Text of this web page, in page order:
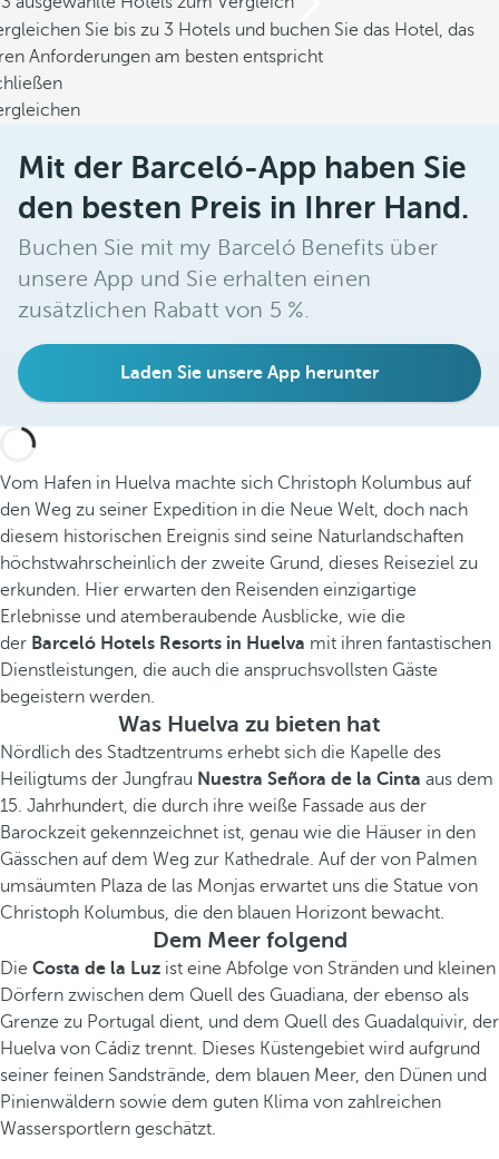
Sie bis zu 3 Hotels und buchen Sie das Hotel, das
Anforderungen am besten entspricht
Mit der Barceló-App haben Sie
den besten Preis in Ihrer Hand.
Buchen Sie mit my Barceló Benefits über
unsere App und Sie erhalten einen
zusätzlichen Rabatt von 5 %.
Laden Sie unsere App herunter
Vom Hafen in Huelva machte sich Christoph Kolumbus auf
den Weg zu seiner Expedition in die Neue Welt, doch nach
diesem historischen Ereignis sind seine Naturlandschaften
höchstwahrscheinlich der zweite Grund, dieses Reiseziel zu
erkunden. Hier erwarten den Reisenden einzigartige
Erlebnisse und atemberaubende Ausblicke, wie die
der Barceló Hotels Resorts in Huelva mit ihren fantastischen
Dienstleistungen, die auch die anspruchsvollsten Gäste
begeistern werden.
Was Huelva zu bieten hat
Nördlich des Stadtzentrums erhebt sich die Kapelle des
Heiligtums der Jungfrau Nuestra Señora de la Cinta aus dem
15. Jahrhundert, die durch ihre weiße Fassade aus der
Barockzeit gekennzeichnet ist, genau wie die Häuser in den
Gässchen auf dem Weg zur Kathedrale. Auf der von Palmen
umsäumten Plaza de las Monjas erwartet uns die Statue von
Christoph Kolumbus, die den blauen Horizont bewacht.
Dem Meer folgend
Die Costa de la Luz ist eine Abfolge von Stränden und kleinen
Dörfern zwischen dem Quell des Guadiana, der ebenso als
Grenze zu Portugal dient, und dem Quell des Guadalquivir, der
Huelva von Cádiz trennt. Dieses Küstengebiet wird aufgrund
seiner feinen Sandstrände, dem blauen Meer, den Dünen und
Pinienwäldern sowie dem guten Klima von zahlreichen
Wassersportlern geschätzt.